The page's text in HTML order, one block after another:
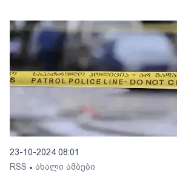
23-10-2024 08:01
RSS • ახალი ამბები